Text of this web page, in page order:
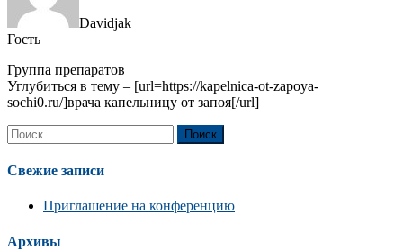
Davidjak
Гость
Группа препаратов
Углубиться в тему – [url=https://kapelnica-ot-zapoya-
sochi0.ru/]врача капельницу от запоя[/url]
Найти:
Свежие записи
Приглашение на конференцию
Архивы